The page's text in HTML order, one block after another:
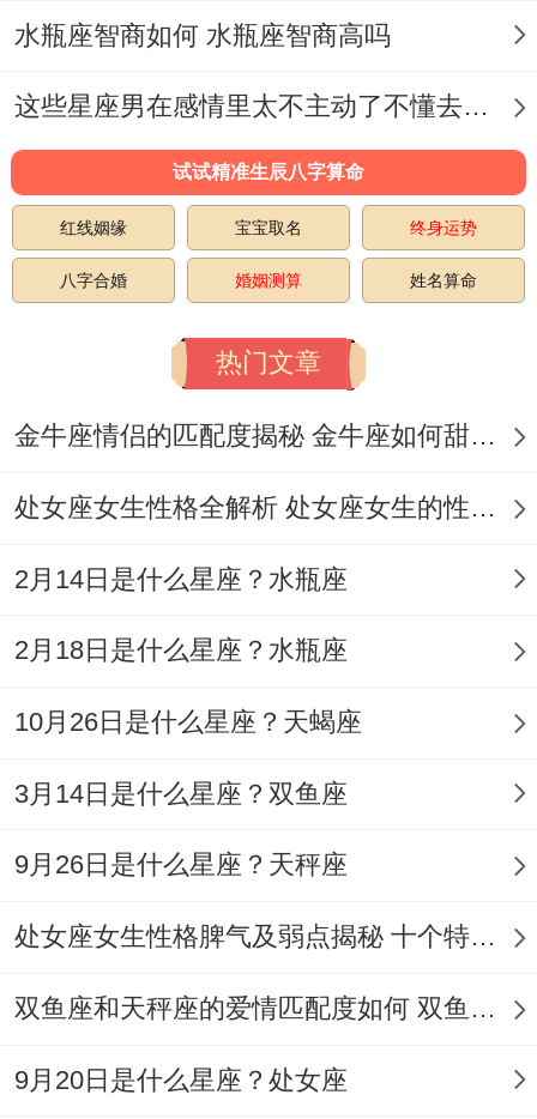
许反映自身对待感情不够专一.
被动型问题若婚姻宫为喜用可是被忌神合，
常因伴侣受外界压力（如职场桃花）动摇关
系。
化解矛盾的核心思路~自我觉察通过命盘想
一想识别自身情感模式短板（如控制欲过强
或回避沟通）。关系重构若责任再伴侣 -可
通过调整相处模式（如设定边界、增强信
任）减少外部干扰.
例子实证:责任归属的辩证想一想,例子1男命
土—因自身频繁出差冷落妻子，让.发生婚姻
危机.
忌神—伴侣因投资失败情绪失衡.引发争吵。
婚姻想一想的独到见解、超越吉凶标签:合局
的动态解读。婚姻宫被合并非不不简单
度想一想：
生合（如寅亥合）标记关系中的滋养同成长;
克合（如子丑合）暗藏权力博弈~需警惕长
水瓶座智商如何 水瓶座智商高吗
这些星座男在感情里太不主动了不懂去爱 这些星座男在感情中排第几
试试精准生辰八字算命
红线姻缘 宝宝取名 终身运势
八字合婚 婚姻测算 姓名算命
热门文章
金牛座情侣的匹配度揭秘 金牛座如何甜蜜恋爱
处女座女生性格全解析 处女座女生的性格是什么样的
2月14日是什么星座？水瓶座
2月18日是什么星座？水瓶座
10月26日是什么星座？天蝎座
3月14日是什么星座？双鱼座
9月26日是什么星座？天秤座
处女座女生性格脾气及弱点揭秘 十个特点惊人！
双鱼座和天秤座的爱情匹配度如何 双鱼天秤缘分会怎样
9月20日是什么星座？处女座